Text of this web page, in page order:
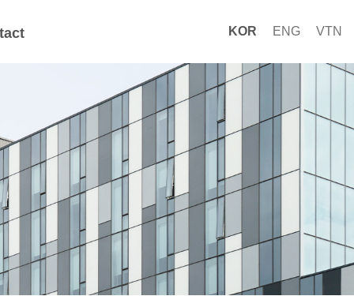
KOR ENG VTN